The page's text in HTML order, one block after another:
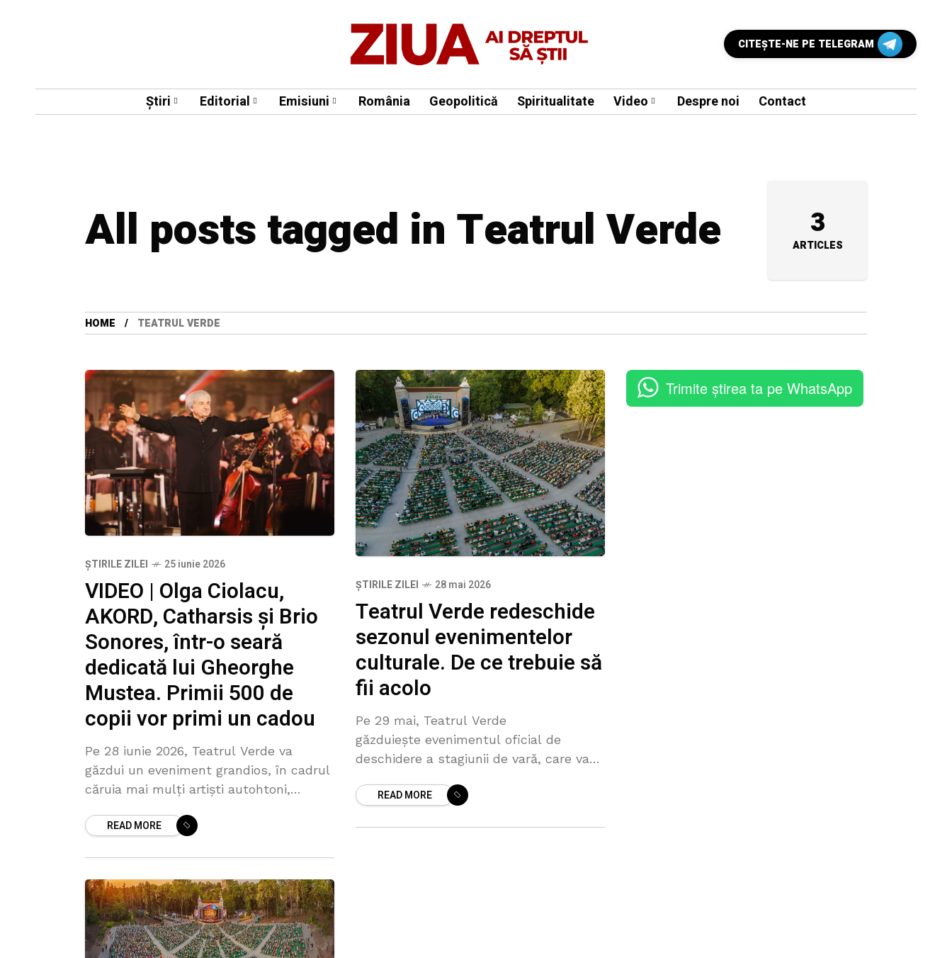
CITEŞTE-NE PE TELEGRAM
Știri Editorial Emisiuni România Geopolitică Spiritualitate Video Despre noi Contact
All posts tagged in Teatrul Verde 3
ARTICLES
HOME TEATRUL VERDE
ȘTIRILE ZILEI 25 iunie 2026
VIDEO | Olga Ciolacu,
AKORD, Catharsis și Brio
Sonores, într-o seară
dedicată lui Gheorghe
Mustea. Primii 500 de
copii vor primi un cadou
Pe 28 iunie 2026, Teatrul Verde va
găzdui un eveniment grandios, în cadrul
căruia mai mulți artiști autohtoni,
Botezatu, Cătălin Josan, Cristina
READ MORE
ȘTIRILE ZILEI 28 mai 2026
Teatrul Verde redeschide
sezonul evenimentelor
culturale. De ce trebuie să
fii acolo
Pe 29 mai, Teatrul Verde
găzduiește evenimentul oficial de
deschidere a stagiunii de vară, care va
artisticeorganizate pe parcursul
READ MORE
Trimite știrea ta pe WhatsApp